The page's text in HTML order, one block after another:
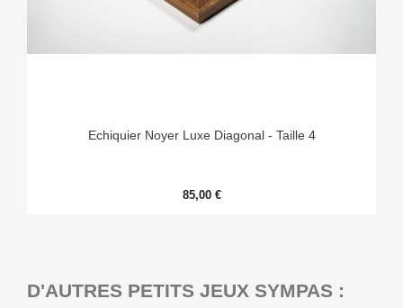
Echiquier Noyer Luxe Diagonal - Taille 4
85,00 €
D'AUTRES PETITS JEUX SYMPAS :